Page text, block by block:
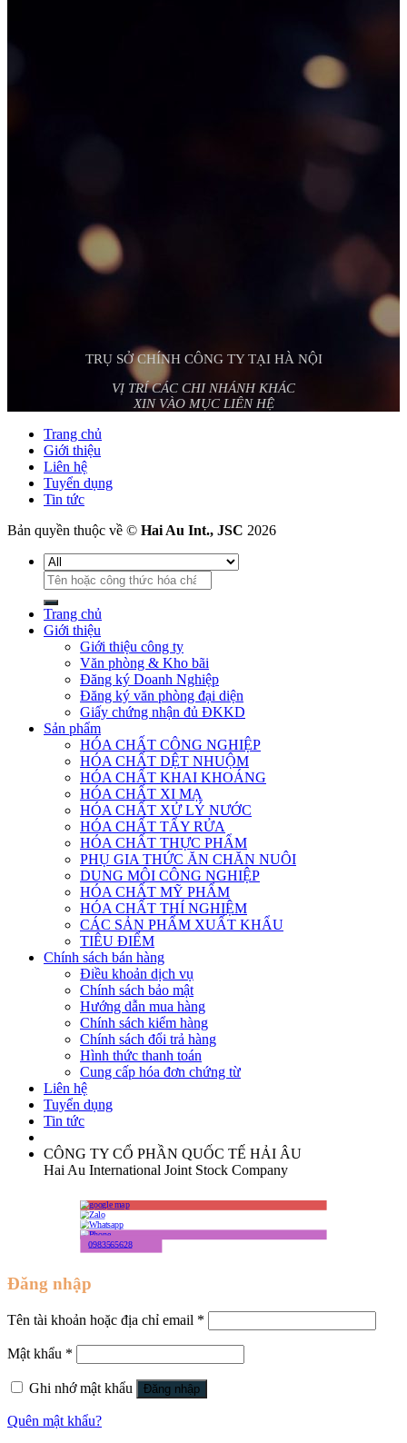
TRỤ SỞ CHÍNH CÔNG TY TẠI HÀ NỘI
VỊ TRÍ CÁC CHI NHÁNH KHÁC
XIN VÀO MỤC LIÊN HỆ
Trang chủ
Giới thiệu
Liên hệ
Tuyển dụng
Tin tức
Bản quyền thuộc về © Hai Au Int., JSC 2026
Tìm
kiếm:
Trang chủ
Giới thiệu
Giới thiệu công ty
Văn phòng & Kho bãi
Đăng ký Doanh Nghiệp
Đăng ký văn phòng đại diện
Giấy chứng nhận đủ ĐKKD
Sản phẩm
HÓA CHẤT CÔNG NGHIỆP
HÓA CHẤT DỆT NHUỘM
HÓA CHẤT KHAI KHOÁNG
HÓA CHẤT XI MẠ
HÓA CHẤT XỬ LÝ NƯỚC
HÓA CHẤT TẨY RỬA
HÓA CHẤT THỰC PHẨM
PHỤ GIA THỨC ĂN CHĂN NUÔI
DUNG MÔI CÔNG NGHIỆP
HÓA CHẤT MỸ PHẨM
HÓA CHẤT THÍ NGHIỆM
CÁC SẢN PHẨM XUẤT KHẨU
TIÊU ĐIỂM
Chính sách bán hàng
Điều khoản dịch vụ
Chính sách bảo mật
Hướng dẫn mua hàng
Chính sách kiểm hàng
Chính sách đổi trả hàng
Hình thức thanh toán
Cung cấp hóa đơn chứng từ
Liên hệ
Tuyển dụng
Tin tức
CÔNG TY CỔ PHẦN QUỐC TẾ HẢI ÂU
Hai Au International Joint Stock Company
0983565628
Đăng nhập
Tên tài khoản hoặc địa chỉ email *
Mật khẩu *
Ghi nhớ mật khẩu Đăng nhập
Quên mật khẩu?